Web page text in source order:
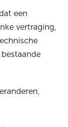
een
vertraging,